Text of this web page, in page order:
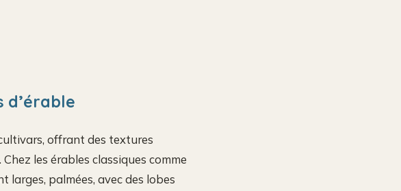
d’érable
offrant des textures
les érables classiques comme
larges, palmées, avec des lobes